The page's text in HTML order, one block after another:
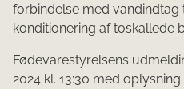
forbindelse med vandindtag
konditionering af toskallede
Fødevarestyrelsens
2024 kl. 13:30 med